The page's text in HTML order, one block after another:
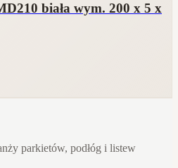
biała wym. 200 x 5 x
parkietów, podłóg i listew